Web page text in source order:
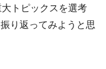
トピックスを選考
り返ってみようと思